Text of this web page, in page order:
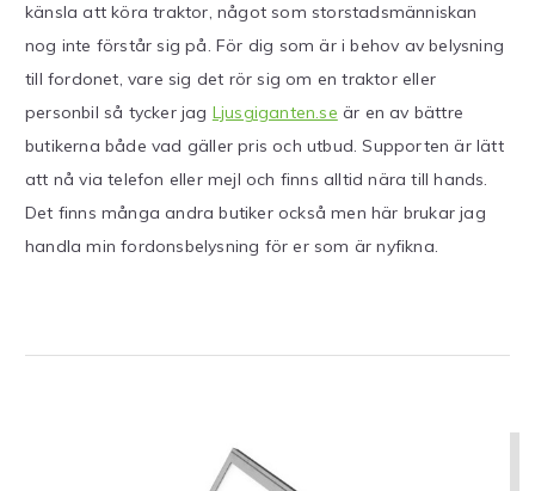
känsla att köra traktor, något som storstadsmänniskan
nog inte förstår sig på. För dig som är i behov av belysning
till fordonet, vare sig det rör sig om en traktor eller
personbil så tycker jag Ljusgiganten.se är en av bättre
butikerna både vad gäller pris och utbud. Supporten är lätt
att nå via telefon eller mejl och finns alltid nära till hands.
Det finns många andra butiker också men här brukar jag
handla min fordonsbelysning för er som är nyfikna.